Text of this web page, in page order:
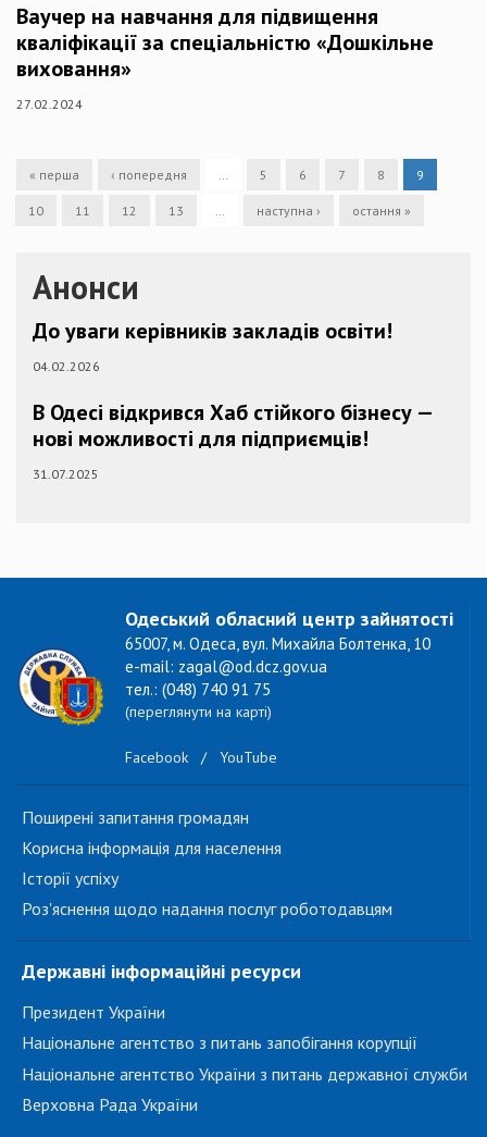
Ваучер на навчання для підвищення
кваліфікації за спеціальністю «Дошкільне
виховання»
27.02.2024
« перша ‹ попередня 5 6 7 8 9
10 11 12 13 наступна › остання »
Анонси
До уваги керівників закладів освіти!
04.02.2026
В Одесі відкрився Хаб стійкого бізнесу —
нові можливості для підприємців!
31.07.2025
Одеський обласний центр зайнятості
65007, м. Одеса, вул. Михайла Болтенка, 10
e-mail: zagal@od.dcz.gov.ua
тел.: (048) 740 91 75
(переглянути на карті)
Facebook / YouTube
Поширені запитання громадян
Корисна інформація для населення
Історії успіху
Роз'яснення щодо надання послуг роботодавцям
Державні інформаційні ресурси
Президент України
Національне агентство з питань запобігання корупції
Національне агентство України з питань державної служби
Верховна Рада України